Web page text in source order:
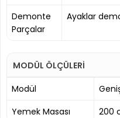
Demonte
Parçalar
Ayaklar
MODÜL ÖLÇÜLERİ
Modül
Yemek Masası
200